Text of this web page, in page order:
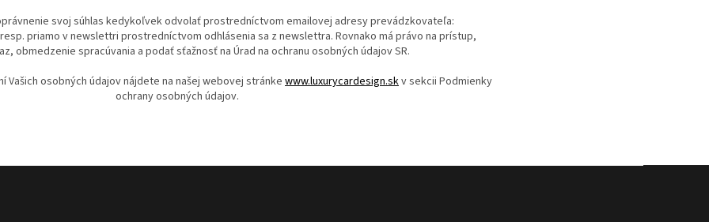
svoj súhlas kedykoľvek odvolať prostredníctvom emailovej adresy prevádzkovateľa:
resp. priamo v newslettri prostredníctvom odhlásenia sa z newslettra. Rovnako má právo na prístup,
obmedzenie spracúvania a podať sťažnosť na Úrad na ochranu osobných údajov SR.
Vašich osobných údajov nájdete na našej webovej stránke www.luxurycardesign.skv sekcii Podmienky
ochrany osobných údajov.